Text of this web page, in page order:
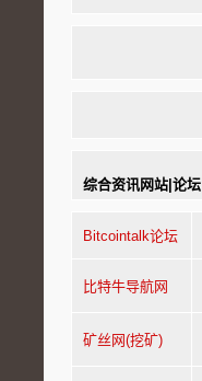
综合资讯网站|论坛
Bitcointalk论坛
比特牛导航网
矿丝网(挖矿)